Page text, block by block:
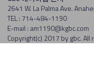
2641 W. La Palma Ave.
TEL : 714-484-1190
E-mail : am1190@kgbc.com
Copyright(c) 2017 by gbc.